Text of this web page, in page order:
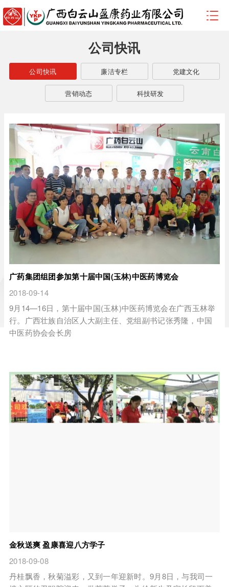
公司快讯
公司快讯 廉洁专栏 党建文化
营销动态 科技研发
广药集团组团参加第十届中国(玉林)中医药博览会
2018-09-14
9月14—16日，第十届中国(玉林)中医药博览会在广西玉林举
行。广西壮族自治区人大副主任、党组副书记张秀隆，中国
中医药协会会长房
金秋送爽 盈康喜迎八方学子
2018-09-08
丹桂飘香，秋菊溢彩，又到一年迎新时。9月8日，与我司一